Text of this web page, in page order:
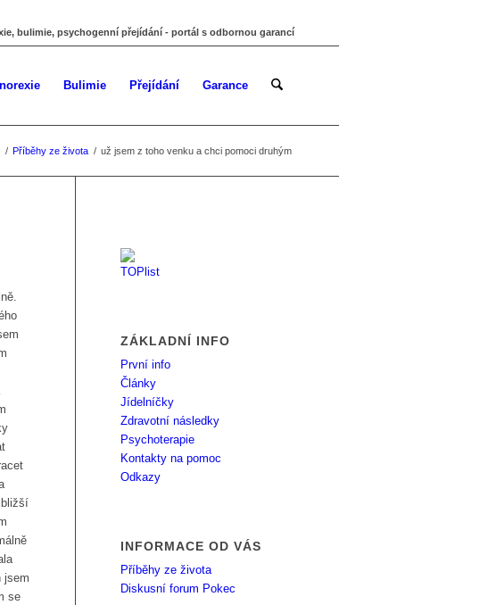
bulimie, psychogenní přejídání - portál s odbornou garancí
Bulimie Přejídání Garance
/ Příběhy ze života / už jsem z toho venku a chci pomoci druhým
jsem
se
ZÁKLADNÍ INFO
První info
Články
Jídelníčky
Zdravotní následky
Psychoterapie
Kontakty na pomoc
Odkazy
INFORMACE OD VÁS
Příběhy ze života
Diskusní forum Pokec